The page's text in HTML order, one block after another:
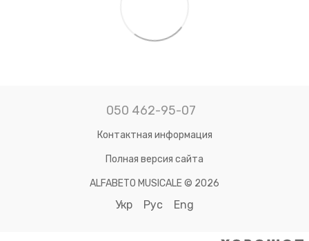
050 462-95-07
Контактная информация
Полная версия сайта
ALFABETO MUSICALE © 2026
Укр Рус Eng